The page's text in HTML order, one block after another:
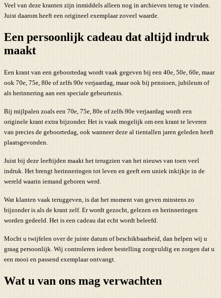
Veel van deze kranten zijn inmiddels alleen nog in archieven terug te vinden.
Juist daarom heeft een origineel exemplaar zoveel waarde.
Een persoonlijk cadeau dat altijd indruk
maakt
Een krant van een geboortedag wordt vaak gegeven bij een 40e, 50e, 60e, maar
ook 70e, 75e, 80e of zelfs 90e verjaardag, maar ook bij pensioen, jubileum of
als herinnering aan een speciale gebeurtenis.
Bij mijlpalen zoals een 70e, 75e, 80e of zelfs 90e verjaardag wordt een
originele krant extra bijzonder. Het is vaak mogelijk om een krant te leveren
van precies de geboortedag, ook wanneer deze al tientallen jaren geleden heeft
plaatsgevonden.
Juist bij deze leeftijden maakt het terugzien van het nieuws van toen veel
indruk. Het brengt herinneringen tot leven en geeft een uniek inkijkje in de
wereld waarin iemand geboren werd.
Wat klanten vaak teruggeven, is dat het moment van geven minstens zo
bijzonder is als de krant zelf. Er wordt gezocht, gelezen en herinneringen
worden gedeeld. Het is een cadeau dat echt wordt beleefd.
Mocht u twijfelen over de juiste datum of beschikbaarheid, dan helpen wij u
graag persoonlijk. Wij controleren iedere bestelling zorgvuldig en zorgen dat u
een mooi en passend exemplaar ontvangt.
Wat u van ons mag verwachten